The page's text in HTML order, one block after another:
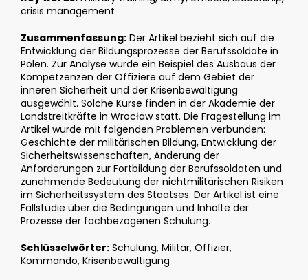
crisis management
Zusammenfassung: Der Artikel bezieht sich auf die
Entwicklung der Bildungsprozesse der Berufssoldate in
Polen. Zur Analyse wurde ein Beispiel des Ausbaus der
Kompetzenzen der Offiziere auf dem Gebiet der
inneren Sicherheit und der Krisenbewältigung
ausgewählt. Solche Kurse finden in der Akademie der
Landstreitkräfte in Wrocław statt. Die Fragestellung im
Artikel wurde mit folgenden Problemen verbunden:
Geschichte der militärischen Bildung, Entwicklung der
Sicherheitswissenschaften, Änderung der
Anforderungen zur Fortbildung der Berufssoldaten und
zunehmende Bedeutung der nichtmilitärischen Risiken
im Sicherheitssystem des Staatses. Der Artikel ist eine
Fallstudie über die Bedingungen und Inhalte der
Prozesse der fachbezogenen Schulung.
Schlüsselwörter: Schulung, Militär, Offizier,
Kommando, Krisenbewältigung